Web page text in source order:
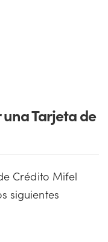
Tarjeta de
Crédito Mifel
siguientes